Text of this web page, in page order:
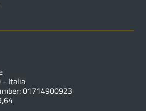
- Italia
01714900923